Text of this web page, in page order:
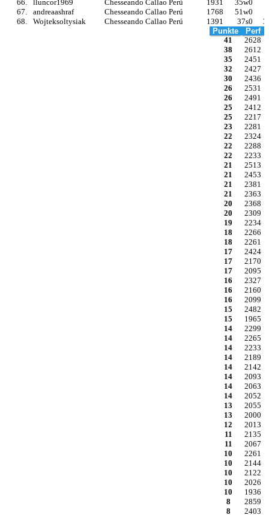
66.
lluncor1969 Chesseando Callao Perú
1931
67.
andreaashraf Chesseando Callao Perú
1768
68.
Wojteksoltysiak Chesseando Callao Perú
1391
Punkte
Perf
41
2628
38
2612
35
2451
32
2427
30
2436
26
2531
26
2491
25
2412
25
2217
23
2281
22
2324
22
2288
22
2233
21
2513
21
2453
21
2381
21
2363
20
2368
20
2309
19
2234
18
2266
18
2261
17
2424
17
2170
17
2095
16
2327
16
2160
16
2099
15
2482
15
1965
14
2299
14
2265
14
2233
14
2189
14
2142
14
2093
14
2063
14
2052
13
2055
13
2000
12
2013
11
2135
11
2067
10
2261
10
2144
10
2122
10
2026
10
1936
8
2859
8
2403
35w0
51w0
37s0